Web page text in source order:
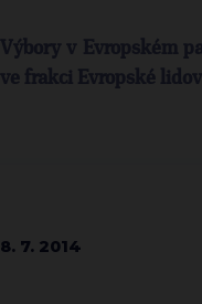
Výbory v Evropském
ve frakci Evropské
8. 7. 2014